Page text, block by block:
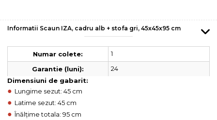
Informatii Scaun IZA, cadru alb + stofa gri, 45x45x95 cm
Numar colete:
1
Garantie (luni):
24
Dimensiuni de gabarit:
● Lungime sezut: 45 cm
● Latime sezut: 45 cm
●Înălțime totala: 95 cm